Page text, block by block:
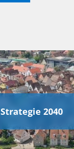
Strategie 2040